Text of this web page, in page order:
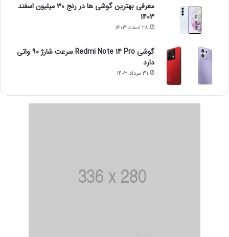
معرفی بهترین گوشی ها در رنج ۳۰ میلیون اسفند
1403
28 اسفند 1403
گوشی Redmi Note 14 Pro سرعت شارژ 90 واتی
دارد
31 مرداد 1403